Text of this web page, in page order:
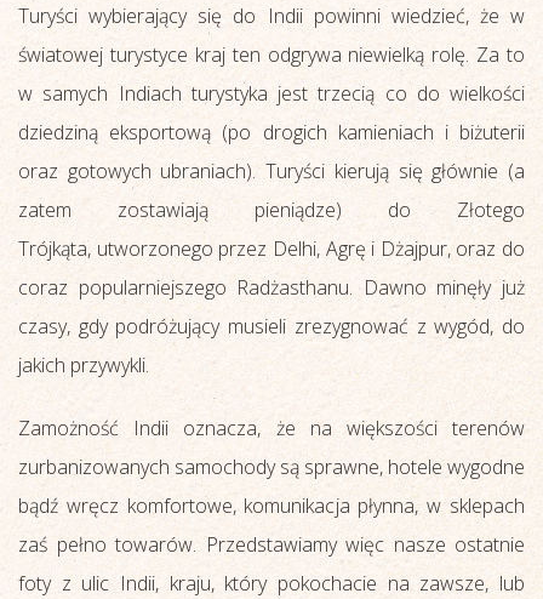
Turyści wybierający się do Indii powinni wiedzieć, że w
światowej turystyce kraj ten odgrywa niewielką rolę. Za to
w samych Indiach turystyka jest trzecią co do wielkości
dziedziną eksportową (po drogich kamieniach i biżuterii
oraz gotowych ubraniach). Turyści kierują się głównie (a
zatem zostawiają pieniądze) do Złotego
Trójkąta, utworzonego przez Delhi, Agrę i Dżajpur, oraz do
coraz popularniejszego Radżasthanu. Dawno minęły już
czasy, gdy podróżujący musieli zrezygnować z wygód, do
jakich przywykli.
Zamożność Indii oznacza, że na większości terenów
zurbanizowanych samochody są sprawne, hotele wygodne
bądź wręcz komfortowe, komunikacja płynna, w sklepach
zaś pełno towarów. Przedstawiamy więc nasze ostatnie
foty z ulic Indii, kraju, który pokochacie na zawsze, lub